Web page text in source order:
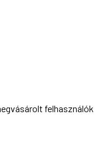
felhasználók